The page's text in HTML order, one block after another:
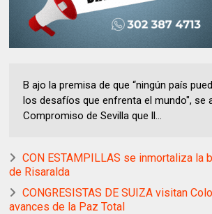
B ajo la premisa de que “ningún país
los desafíos que enfrenta el mundo", se
Compromiso de Sevilla que ll...
CON ESTAMPILLAS se inmortaliza la
de Risaralda
CONGRESISTAS DE SUIZA visitan
avances de la Paz Total